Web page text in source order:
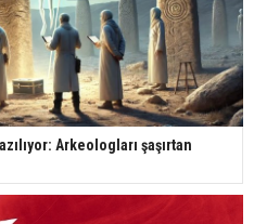
Arkeologları şaşırtan